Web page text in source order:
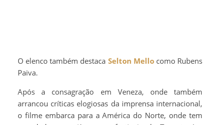
O elenco também destaca Selton Mellocomo Rubens
Paiva.
Após a consagração em Veneza, onde também
arrancou críticas elogiosas da imprensa internacional,
o filme embarca para a América do Norte, onde tem